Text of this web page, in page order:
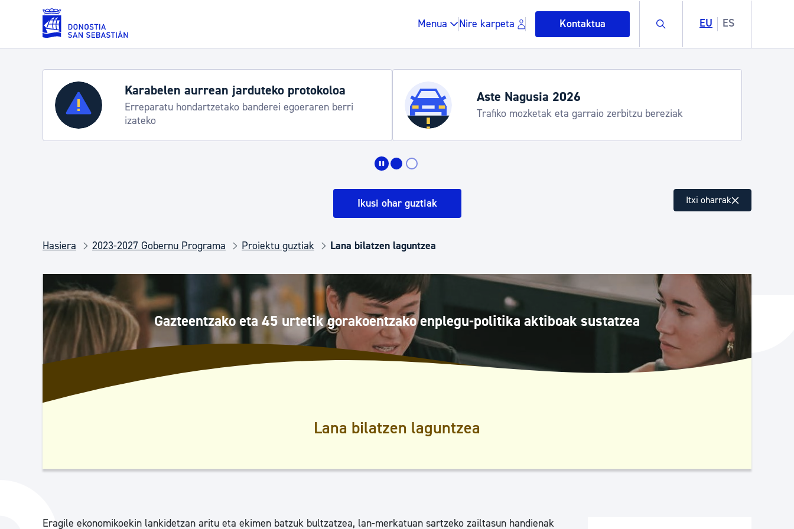
Eduki nagusira joan
Menua Nire karpeta Kontaktua Buscar EU ES
Zerbitzuak
Errolda eta gai pertsonalak
Gune publikoa, hondakinak eta ingurumena
Osasun publikoa, animaliak eta kontsumoa Garapen ekonomikoa eta enplegua
Haurrak eta gazteak Berdintasuna, Giza Eskubideak eta bizikidetza
Karabelen aurrean jarduteko protokoloa
Erreparatu hondartzetako banderei egoeraren berri
izateko
Aste Nagusia 2026
Trafiko mozketak eta garraio zerbitzu bereziak
Ikusi ohar guztiak Itxi oharrak
Hasiera 2023-2027 Gobernu Programa Proiektu guztiak Lana bilatzen laguntzea
Gazteentzako eta 45 urtetik gorakoentzako enplegu-politika aktiboak sustatzea
Lana bilatzen laguntzea
Eragile ekonomikoekin lankidetzan aritu eta ekimen batzuk bultzatzea, lan-merkatuan sartzeko zailtasun handienak